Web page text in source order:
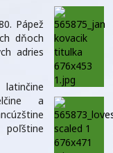
Pápež
dňoch
adries
a